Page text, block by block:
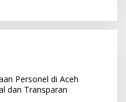
Personel di Aceh
dan Transparan